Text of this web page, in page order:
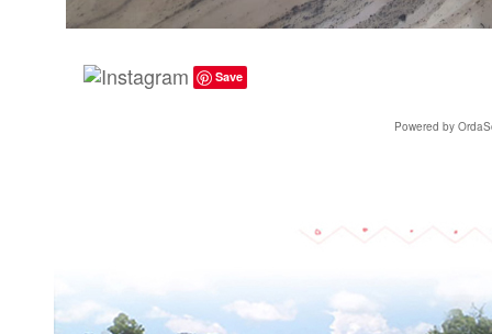
Save
Powered by